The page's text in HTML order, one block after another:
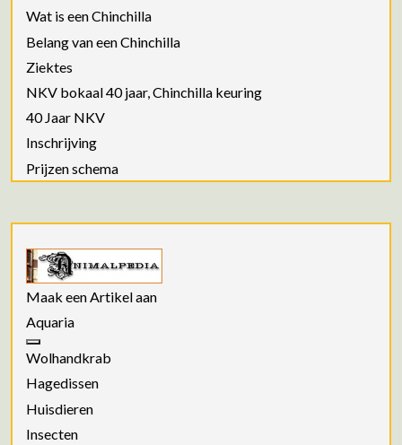
Wat is een Chinchilla
Belang van een Chinchilla
Ziektes
NKV bokaal 40 jaar, Chinchilla keuring
40 Jaar NKV
Inschrijving
Prijzen schema
Maak een Artikel aan
Aquaria
Wolhandkrab
Hagedissen
Huisdieren
Insecten